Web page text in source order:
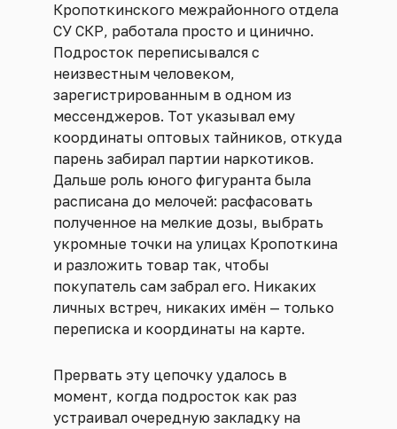
Кропоткинского межрайонного отдела
СУ СКР, работала просто и цинично.
Подросток переписывался с
неизвестным человеком,
зарегистрированным в одном из
мессенджеров. Тот указывал ему
координаты оптовых тайников, откуда
парень забирал партии наркотиков.
Дальше роль юного фигуранта была
расписана до мелочей: расфасовать
полученное на мелкие дозы, выбрать
укромные точки на улицах Кропоткина
и разложить товар так, чтобы
покупатель сам забрал его. Никаких
личных встреч, никаких имён — только
переписка и координаты на карте.
Прервать эту цепочку удалось в
момент, когда подросток как раз
устраивал очередную закладку на